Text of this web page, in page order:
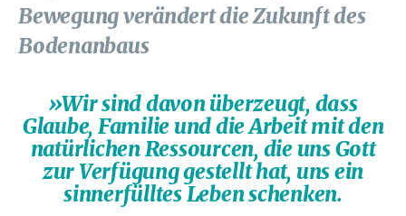
Bewegung verändert die Zukunft des
Bodenanbaus
»Wir sind davon überzeugt, dass
Glaube, Familie und die Arbeit mit den
natürlichen Ressourcen, die uns Gott
zur Verfügung gestellt hat, uns ein
sinnerfülltes Leben schenken.